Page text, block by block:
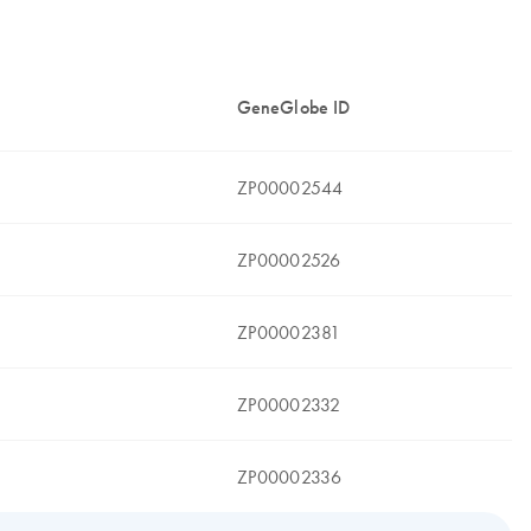
GeneGlobe ID
ZP00002544
ZP00002526
ZP00002381
ZP00002332
ZP00002336